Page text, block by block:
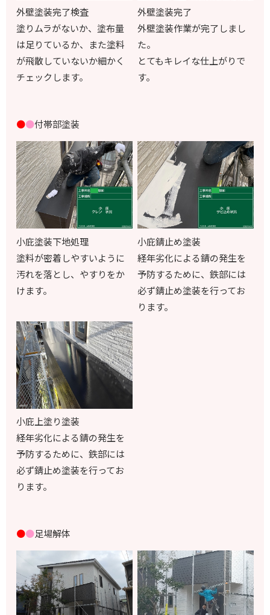
外壁塗装完了検査
塗りムラがないか、塗布量
は足りているか、また塗料
が飛散していないか細かく
チェックします。
外壁塗装完了
外壁塗装作業が完了しまし
た。
とてもキレイな仕上がりで
す。
●●付帯部塗装
小庇塗装下地処理
塗料が密着しやすいように
汚れを落とし、やすりをか
けます。
小庇錆止め塗装
経年劣化による錆の発生を
予防するために、鉄部には
必ず錆止め塗装を行ってお
ります。
小庇上塗り塗装
経年劣化による錆の発生を
予防するために、鉄部には
必ず錆止め塗装を行ってお
ります。
●●足場解体